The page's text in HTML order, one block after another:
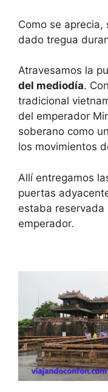
Como se
dado tregua
Atravesamos la
del mediodía.
tradicional
del emperador
soberano como
los movimientos
Allí entregamos
puertas
estaba reservada
emperador.